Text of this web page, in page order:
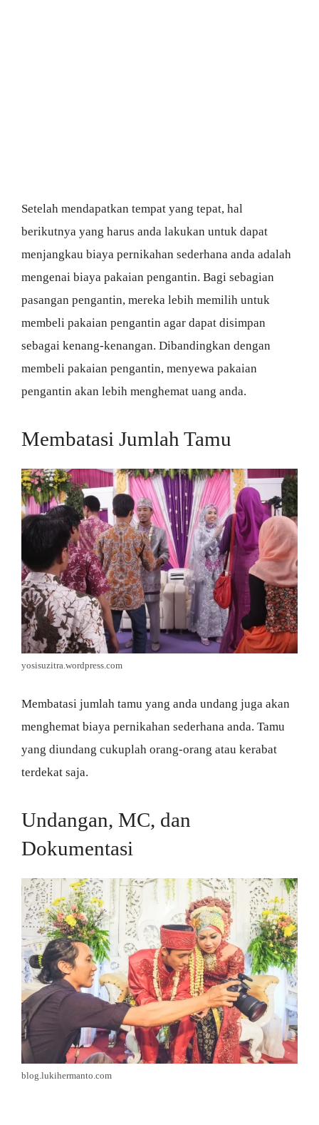
Setelah mendapatkan tempat yang tepat, hal
berikutnya yang harus anda lakukan untuk dapat
menjangkau biaya pernikahan sederhana anda adalah
mengenai biaya pakaian pengantin. Bagi sebagian
pasangan pengantin, mereka lebih memilih untuk
membeli pakaian pengantin agar dapat disimpan
sebagai kenang-kenangan. Dibandingkan dengan
membeli pakaian pengantin, menyewa pakaian
pengantin akan lebih menghemat uang anda.
Membatasi Jumlah Tamu
yosisuzitra.wordpress.com
Membatasi jumlah tamu yang anda undang juga akan
menghemat biaya pernikahan sederhana anda. Tamu
yang diundang cukuplah orang-orang atau kerabat
terdekat saja.
Undangan, MC, dan
Dokumentasi
blog.lukihermanto.com